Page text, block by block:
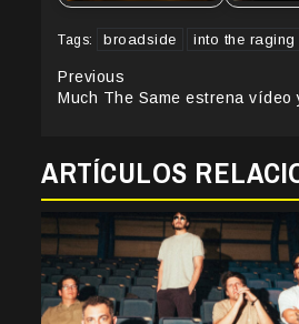
Tags: broadside into the raging
Continue
Previous
Much The Same estrena vídeo
ARTÍCULOS